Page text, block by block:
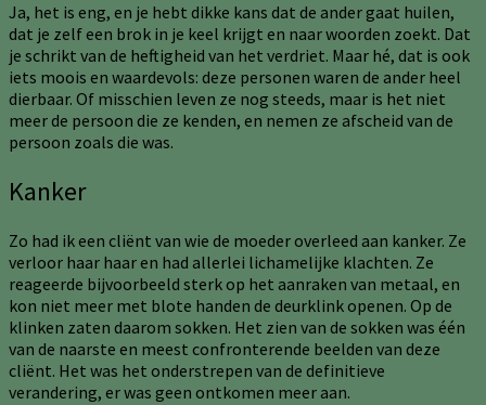
Ja, het is eng, en je hebt dikke kans dat de ander gaat huilen,
dat je zelf een brok in je keel krijgt en naar woorden zoekt. Dat
je schrikt van de heftigheid van het verdriet. Maar hé, dat is ook
iets moois en waardevols: deze personen waren de ander heel
dierbaar. Of misschien leven ze nog steeds, maar is het niet
meer de persoon die ze kenden, en nemen ze afscheid van de
persoon zoals die was.
Kanker
Zo had ik een cliënt van wie de moeder overleed aan kanker. Ze
verloor haar haar en had allerlei lichamelijke klachten. Ze
reageerde bijvoorbeeld sterk op het aanraken van metaal, en
kon niet meer met blote handen de deurklink openen. Op de
klinken zaten daarom sokken. Het zien van de sokken was één
van de naarste en meest confronterende beelden van deze
cliënt. Het was het onderstrepen van de definitieve
verandering, er was geen ontkomen meer aan.